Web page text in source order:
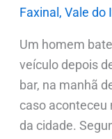
Faxinal , Vale do
Um homem
veículo depois
bar, na manhã
caso aconteceu
da cidade.